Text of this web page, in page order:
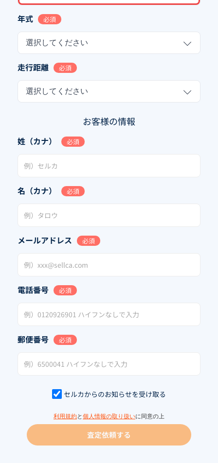
年式 必須
選択してください
走行距離 必須
選択してください
お客様の情報
姓（カナ） 必須
名（カナ） 必須
メールアドレス 必須
電話番号 必須
郵便番号 必須
セルカからのお知らせを受け取る
利用規約と 個人情報の取り扱いに同意の上
査定依頼する